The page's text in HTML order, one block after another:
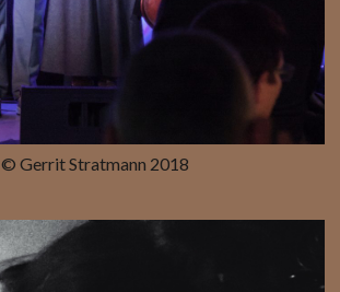
© Gerrit Stratmann 2018